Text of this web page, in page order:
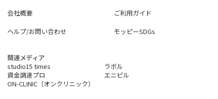
会社概要
ご利用ガイド
ヘルプ/お問い合わせ
モッピーSDGs
関連メディア
studio15 times
ラボル
資金調達プロ
エニピル
ON-CLINIC（オンクリニック）